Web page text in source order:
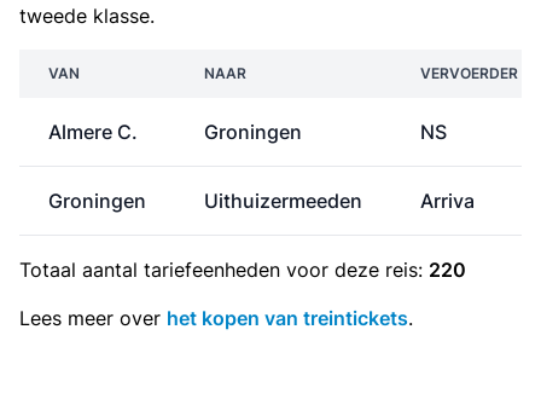
tweede klasse.
VAN NAAR VERVOERDER
Almere C. Groningen NS
Groningen Uithuizermeeden Arriva
Totaal aantal tariefeenheden voor deze reis: 220
Lees meer over het kopen van treintickets.